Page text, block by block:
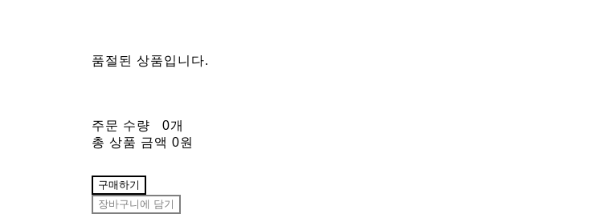
품절된 상품입니다.
주문 수량
0개
총 상품 금액 0원
구매하기
장바구니에 담기